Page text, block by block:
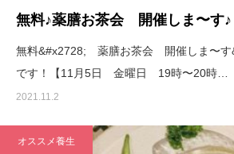
無料♪薬膳お茶会 開催しま〜す♪
無料&#x2728; 薬膳お茶会 開催しま〜す
です！【11月5日 金曜日 19時〜20時…
2021.11.2
オススメ養生